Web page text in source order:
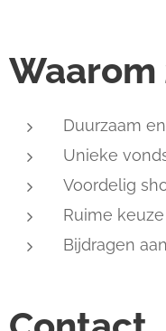
Waarom
Duurzaam
Unieke
Voordelig
Ruime keuze
Bijdragen